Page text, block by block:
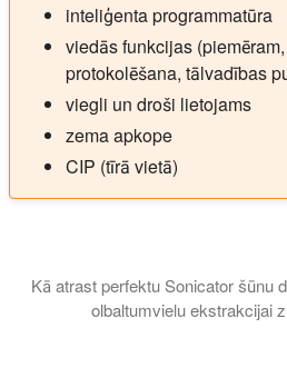
inteliģenta programmatūra
viedās funkcijas
protokolēšana, tālvadības
viegli un droši lietojams
zema apkope
CIP (tīrā vietā)
Kā atrast perfektu Sonicator šūnu
olbaltumvielu ekstrakcijai